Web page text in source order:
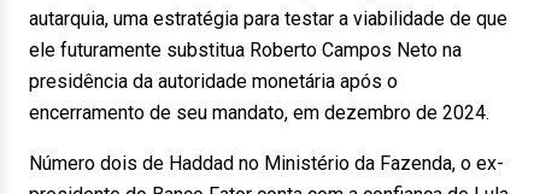
autarquia, uma estratégia para testar a viabilidade de que
ele futuramente substitua Roberto Campos Neto na
presidência da autoridade monetária após o
encerramento de seu mandato, em dezembro de 2024.
Número dois de Haddad no Ministério da Fazenda, o ex-